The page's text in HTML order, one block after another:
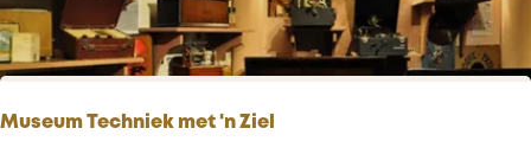
i
n
g
'Museum Techniek met 'n Ziel